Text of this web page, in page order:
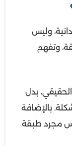
وليس
وتفهم
بدل
بالإضافة
مجرد طبقة